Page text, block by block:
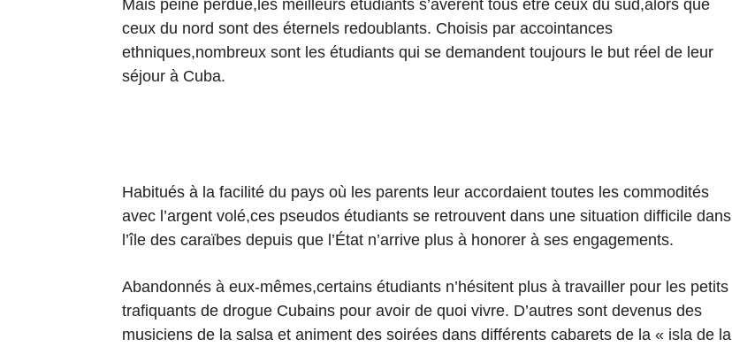
Mais peine perdue,les meilleurs étudiants s’avèrent tous être ceux du sud,alors que
ceux du nord sont des éternels redoublants. Choisis par accointances
ethniques,nombreux sont les étudiants qui se demandent toujours le but réel de leur
séjour à Cuba.
Habitués à la facilité du pays où les parents leur accordaient toutes les commodités
avec l’argent volé,ces pseudos étudiants se retrouvent dans une situation difficile dans
l’île des caraïbes depuis que l’État n’arrive plus à honorer à ses engagements.
Abandonnés à eux-mêmes,certains étudiants n’hésitent plus à travailler pour les petits
trafiquants de drogue Cubains pour avoir de quoi vivre. D’autres sont devenus des
musiciens de la salsa et animent des soirées dans différents cabarets de la « isla de la